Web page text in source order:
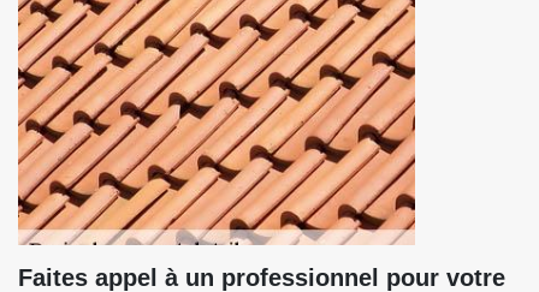
Faites appel à un professionnel pour votre